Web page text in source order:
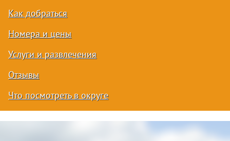
Как добраться
Номера и цены
Услуги и развлечения
Отзывы
Что посмотреть в округе